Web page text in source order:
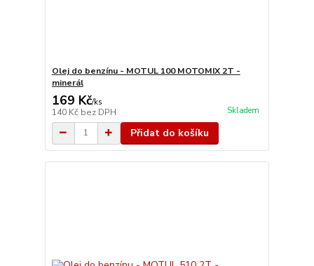
Olej do benzínu - MOTUL 100 MOTOMIX 2T -
minerál
169 Kč/ks
140 Kč bez DPH Skladem
Přidat do košíku